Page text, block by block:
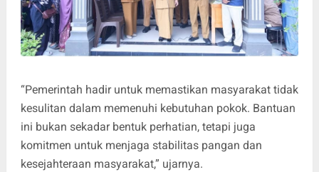
“Pemerintah hadir untuk memastikan masyarakat tidak
kesulitan dalam memenuhi kebutuhan pokok. Bantuan
ini bukan sekadar bentuk perhatian, tetapi juga
komitmen untuk menjaga stabilitas pangan dan
kesejahteraan masyarakat,” ujarnya.